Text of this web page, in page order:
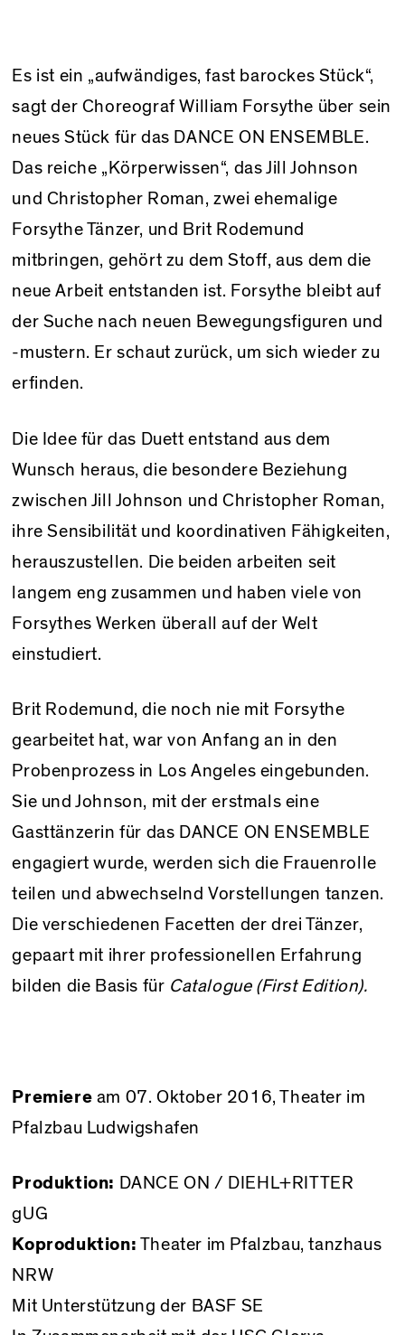
Es ist ein „aufwändiges, fast barockes Stück“,
sagt der Choreograf William Forsythe über sein
neues Stück für das DANCE ON ENSEMBLE.
Das reiche „Körperwissen“, das Jill Johnson
und Christopher Roman, zwei ehemalige
Forsythe Tänzer, und Brit Rodemund
mitbringen, gehört zu dem Stoff, aus dem die
neue Arbeit entstanden ist. Forsythe bleibt auf
der Suche nach neuen Bewegungsfiguren und
-mustern. Er schaut zurück, um sich wieder zu
erfinden.
Die Idee für das Duett entstand aus dem
Wunsch heraus, die besondere Beziehung
zwischen Jill Johnson und Christopher Roman,
ihre Sensibilität und koordinativen Fähigkeiten,
herauszustellen. Die beiden arbeiten seit
langem eng zusammen und haben viele von
Forsythes Werken überall auf der Welt
einstudiert.
Brit Rodemund, die noch nie mit Forsythe
gearbeitet hat, war von Anfang an in den
Probenprozess in Los Angeles eingebunden.
Sie und Johnson, mit der erstmals eine
Gasttänzerin für das DANCE ON ENSEMBLE
engagiert wurde, werden sich die Frauenrolle
teilen und abwechselnd Vorstellungen tanzen.
Die verschiedenen Facetten der drei Tänzer,
gepaart mit ihrer professionellen Erfahrung
bilden die Basis für Catalogue (First Edition).
Premiere am 07. Oktober 2016, Theater im
Pfalzbau Ludwigshafen
Produktion: DANCE ON / DIEHL+RITTER
gUG
Koproduktion: Theater im Pfalzbau, tanzhaus
NRW
Mit Unterstützung der BASF SE